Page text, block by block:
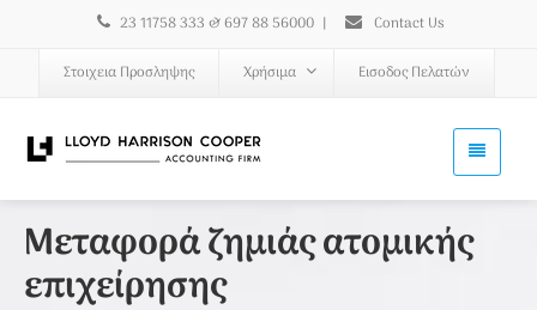
23 11758 333 & 697 88 56000 | Contact Us
Στοιχεια Προσληψης Χρήσιμα Εισοδος Πελατών
Μεταφορά ζημιάς ατομικής
επιχείρησης